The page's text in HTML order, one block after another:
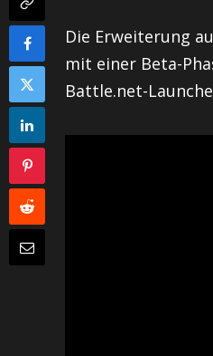
Die Erweiterung
mit einer Beta-
Battle.net-